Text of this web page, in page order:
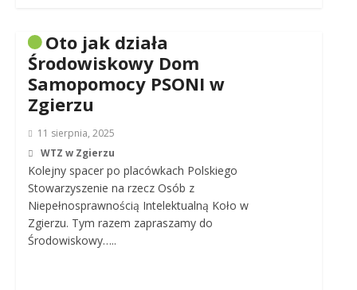
Oto jak działa
Środowiskowy Dom
Samopomocy PSONI w
Zgierzu
11 sierpnia, 2025
WTZ w Zgierzu
Kolejny spacer po placówkach Polskiego
Stowarzyszenie na rzecz Osób z
Niepełnosprawnością Intelektualną Koło w
Zgierzu. Tym razem zapraszamy do
Środowiskowy…..